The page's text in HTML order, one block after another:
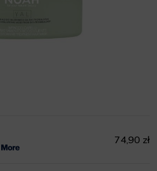
74,90 zł